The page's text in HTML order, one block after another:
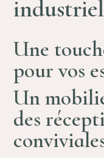
Une
pour vos
Un
des